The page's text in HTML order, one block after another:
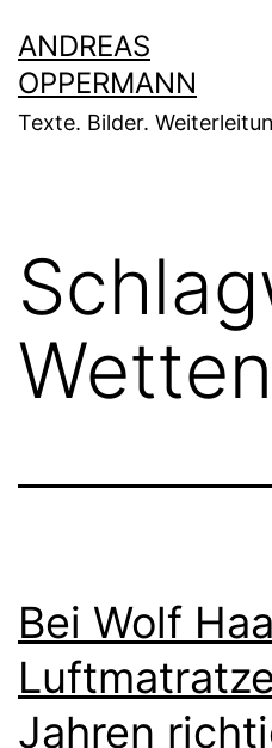
Inhalt
springen
ANDREAS
OPPERMANN
Texte. Bilder.
Bei Wolf
Jahren